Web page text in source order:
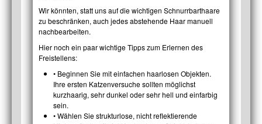
Wir könnten, statt uns auf die wichtigen Schnurrbarthaare
zu beschränken, auch jedes abstehende Haar manuell
nachbearbeiten.
Hier noch ein paar wichtige Tipps zum Erlernen des
Freistellens:
• Beginnen Sie mit einfachen haarlosen Objekten.
Ihre ersten Katzenversuche sollten möglichst
kurzhaarig, sehr dunkel oder sehr hell und einfarbig
sein.
• Wählen Sie strukturlose, nicht reflektierende